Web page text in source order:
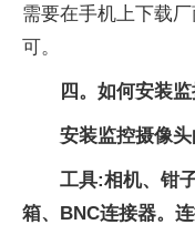
需要在手机上下载
可。
四。如何安装
安装监控摄像
工具:相机、钳
箱、BNC连接器。连